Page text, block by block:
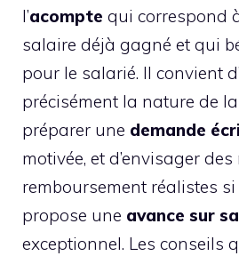
l’acompte qui correspond
salaire déjà gagné et qui
pour le salarié. Il convient
précisément la nature de
préparer une demande
motivée, et d’envisager
remboursement réalistes si
propose une avance sur
exceptionnel. Les conseils